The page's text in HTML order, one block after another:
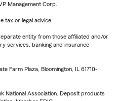
Management Corp.
tax or legal advice.
entity from those affiliated and/or
services, banking and insurance
Farm Plaza, Bloomington, IL 61710-
National Association. Deposit products